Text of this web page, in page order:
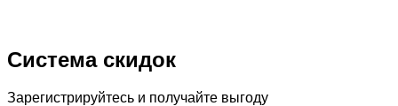
Система скидок
Зарегистрируйтесь и получайте выгоду